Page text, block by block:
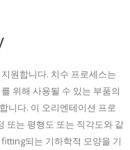
원합니다. 치수 프로세스는
위해 사용될 수 있는 부품의
니다. 이 오리엔테이션 프로
또는 평행도 또는 직각도와 같
되는 기하학적 모양을 기